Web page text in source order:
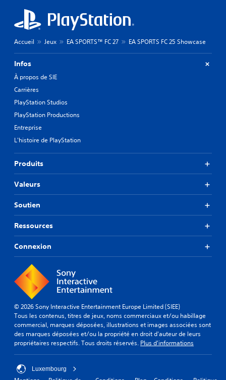
Accueil Jeux EA SPORTS™ FC 27 EA SPORTS FC 25 Showcase
Infos
À propos de SIE
Carrières
PlayStation Studios
PlayStation Productions
Entreprise
L'histoire de PlayStation
Produits
Valeurs
Soutien
Ressources
Connexion
© 2026 Sony Interactive Entertainment Europe Limited (SIEE)
Tous les contenus, titres de jeux, noms commerciaux et/ou habillage
commercial, marques déposées, illustrations et images associées sont
des marques déposées et/ou la propriété en droit d'auteur de leurs
propriétaires respectifs. Tous droits réservés. Plus d'informations
Luxembourg